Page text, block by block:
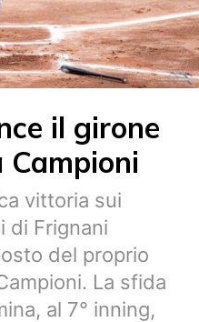
il girone
Campioni
vittoria sui
di Frignani
del proprio
La sfida
al 7° inning,